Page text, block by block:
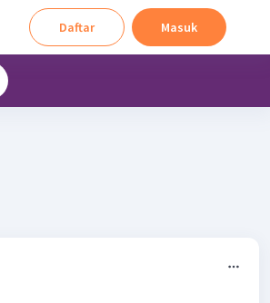
Daftar Masuk